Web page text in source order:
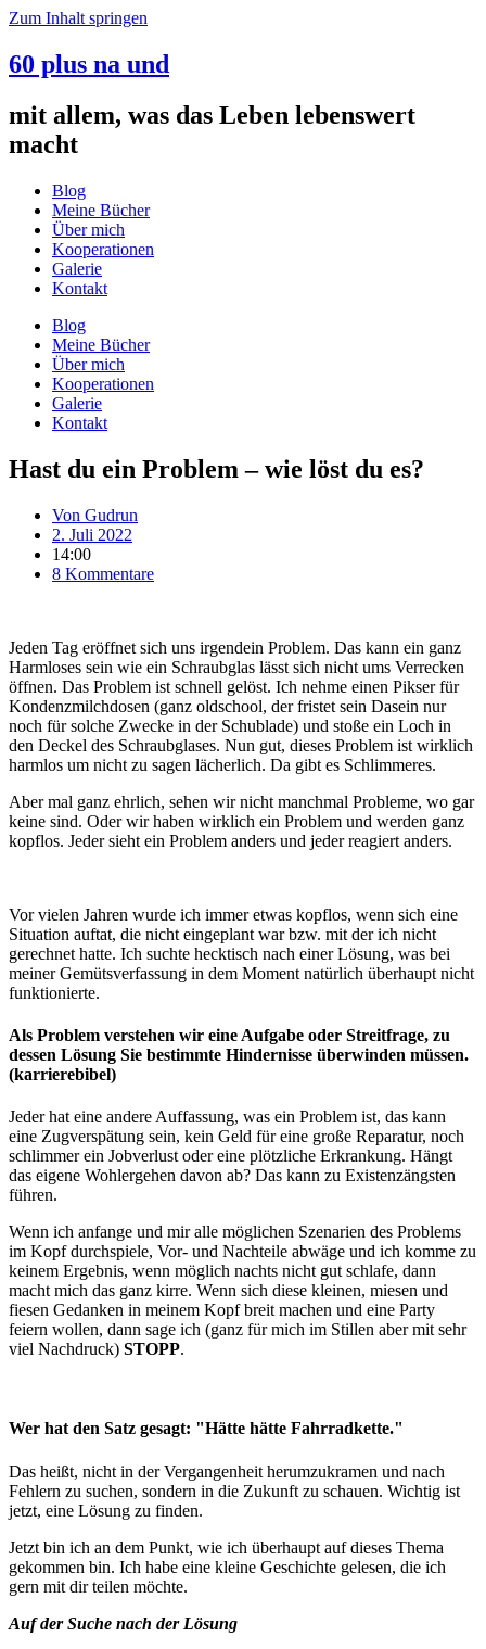
Zum Inhalt springen
60 plus na und
mit allem, was das Leben lebenswert
macht
Blog
Meine Bücher
Über mich
Kooperationen
Galerie
Kontakt
Blog
Meine Bücher
Über mich
Kooperationen
Galerie
Kontakt
Hast du ein Problem – wie löst du es?
Von Gudrun
2. Juli 2022
14:00
8 Kommentare
Jeden Tag eröffnet sich uns irgendein Problem. Das kann ein ganz
Harmloses sein wie ein Schraubglas lässt sich nicht ums Verrecken
öffnen. Das Problem ist schnell gelöst. Ich nehme einen Pikser für
Kondenzmilchdosen (ganz oldschool, der fristet sein Dasein nur
noch für solche Zwecke in der Schublade) und stoße ein Loch in
den Deckel des Schraubglases. Nun gut, dieses Problem ist wirklich
harmlos um nicht zu sagen lächerlich. Da gibt es Schlimmeres.
Aber mal ganz ehrlich, sehen wir nicht manchmal Probleme, wo gar
keine sind. Oder wir haben wirklich ein Problem und werden ganz
kopflos. Jeder sieht ein Problem anders und jeder reagiert anders.
Vor vielen Jahren wurde ich immer etwas kopflos, wenn sich eine
Situation auftat, die nicht eingeplant war bzw. mit der ich nicht
gerechnet hatte. Ich suchte hecktisch nach einer Lösung, was bei
meiner Gemütsverfassung in dem Moment natürlich überhaupt nicht
funktionierte.
Als Problem verstehen wir eine Aufgabe oder Streitfrage, zu
dessen Lösung Sie bestimmte Hindernisse überwinden müssen.
(karrierebibel)
Jeder hat eine andere Auffassung, was ein Problem ist, das kann
eine Zugverspätung sein, kein Geld für eine große Reparatur, noch
schlimmer ein Jobverlust oder eine plötzliche Erkrankung. Hängt
das eigene Wohlergehen davon ab? Das kann zu Existenzängsten
führen.
Wenn ich anfange und mir alle möglichen Szenarien des Problems
im Kopf durchspiele, Vor- und Nachteile abwäge und ich komme zu
keinem Ergebnis, wenn möglich nachts nicht gut schlafe, dann
macht mich das ganz kirre. Wenn sich diese kleinen, miesen und
fiesen Gedanken in meinem Kopf breit machen und eine Party
feiern wollen, dann sage ich (ganz für mich im Stillen aber mit sehr
viel Nachdruck) STOPP.
Wer hat den Satz gesagt: "Hätte hätte Fahrradkette."
Das heißt, nicht in der Vergangenheit herumzukramen und nach
Fehlern zu suchen, sondern in die Zukunft zu schauen. Wichtig ist
jetzt, eine Lösung zu finden.
Jetzt bin ich an dem Punkt, wie ich überhaupt auf dieses Thema
gekommen bin. Ich habe eine kleine Geschichte gelesen, die ich
gern mit dir teilen möchte.
Auf der Suche nach der Lösung